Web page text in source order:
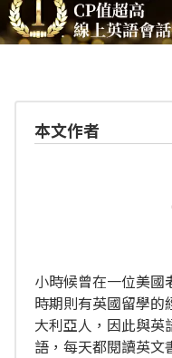
本文作者
小時候曾在一位美國
時期則有英國留學的
大利亞人，因此與英
語，每天都閱讀英文